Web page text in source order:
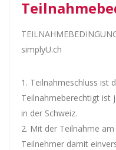
simplyU.ch
Teilnahmeschluss ist
Teilnahmeberechtigt ist
in der Schweiz.
Mit der Teilnahme
Teilnehmer damit